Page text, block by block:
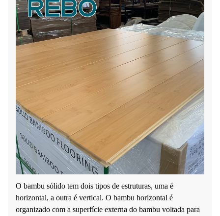
O bambu sólido tem dois tipos de estruturas, uma é
horizontal, a outra é vertical. O bambu horizontal é
organizado com a superfície externa do bambu voltada para